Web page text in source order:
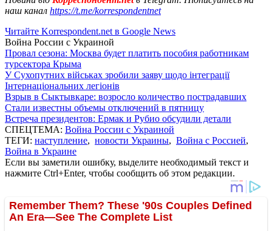
наш канал https://t.me/korrespondentnet
Читайте Korrespondent.net в Google News
Война России с Украиной
Провал сезона: Москва будет платить пособия работникам
турсектора Крыма
У Сухопутних військах зробили заяву щодо інтеграції
Інтернаціональних легіонів
Взрыв в Сыктывкаре: возросло количество пострадавших
Стали известны объемы отключений в пятницу
Встреча президентов: Ермак и Рубио обсудили детали
СПЕЦТЕМА: Война России с Украиной
ТЕГИ: наступление, новости Украины, Война с Россией,
Война в Украине
Если вы заметили ошибку, выделите необходимый текст и
нажмите Ctrl+Enter, чтобы сообщить об этом редакции.